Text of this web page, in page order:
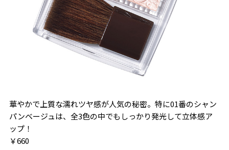
華やかで上質な濡れツヤ感が人気の秘密。特に01番のシャン
パンベージュは、全3色の中でもしっかり発光して立体感ア
ップ！
￥660